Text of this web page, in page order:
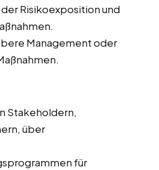
Risikoexposition und
Management oder
Stakeholdern,
über
für